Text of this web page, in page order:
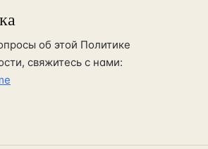
об этой Политике
свяжитесь с нами: